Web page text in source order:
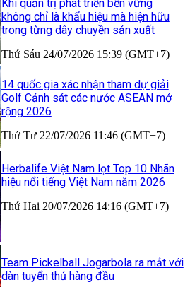
Khi quản trị phát triển bền vững
không chỉ là khẩu hiệu mà hiện hữu
trong từng dây chuyền sản xuất
Thứ Sáu 24/07/2026 15:39 (GMT+7)
14 quốc gia xác nhận tham dự giải
Golf Cảnh sát các nước ASEAN mở
rộng 2026
Thứ Tư 22/07/2026 11:46 (GMT+7)
Herbalife Việt Nam lọt Top 10 Nhãn
hiệu nổi tiếng Việt Nam năm 2026
Thứ Hai 20/07/2026 14:16 (GMT+7)
Team Pickelball Jogarbola ra mắt với
dàn tuyển thủ hàng đầu